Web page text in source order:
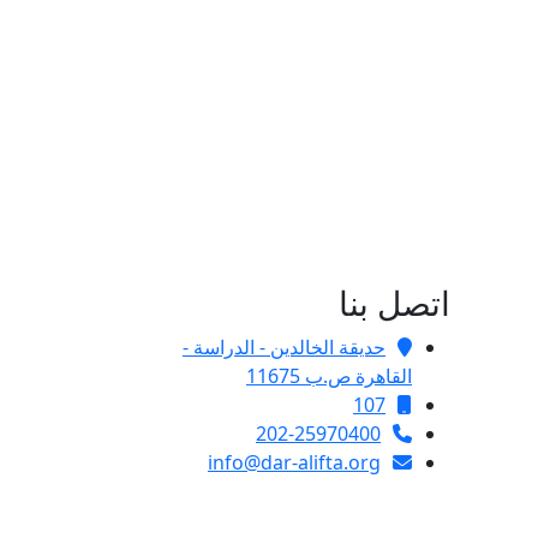
اتصل بنا
حديقة الخالدين - الدراسة -
القاهرة ص.ب 11675
107
202-25970400
info@dar-alifta.org